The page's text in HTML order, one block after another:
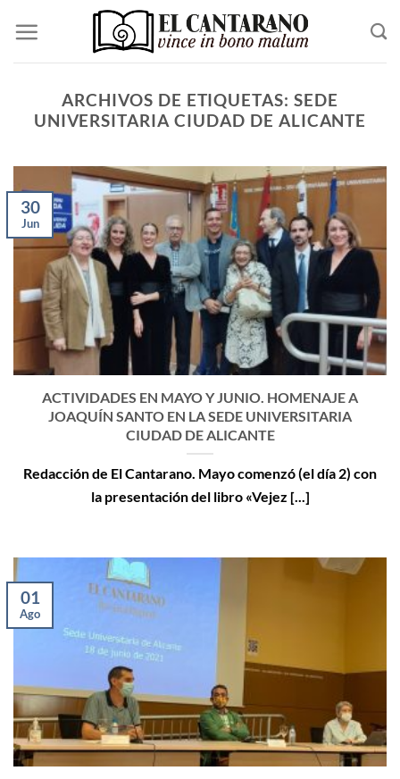
contenido
ARCHIVOS DE ETIQUETAS:SEDE
UNIVERSITARIA CIUDAD DE ALICANTE
ACTIVIDADES EN MAYO Y JUNIO. HOMENAJE A
JOAQUÍN SANTO EN LA SEDE UNIVERSITARIA
CIUDAD DE ALICANTE
Redacción de El Cantarano. Mayo comenzó (el día 2) con
la presentación del libro «Vejez [...]
30
Jun
01
Ago